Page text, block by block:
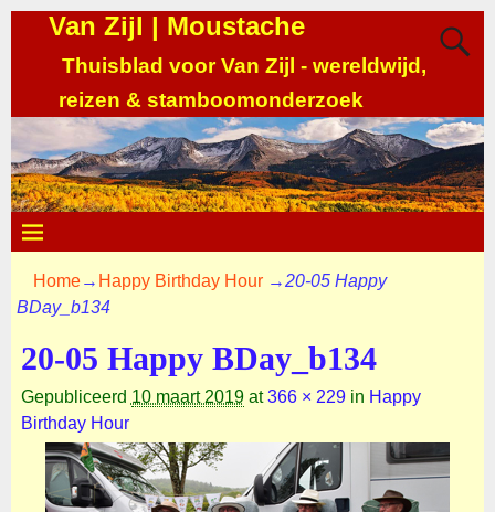
Van Zijl | Moustache
Thuisblad voor Van Zijl - wereldwijd,
reizen & stamboomonderzoek
Home→ Happy Birthday Hour →20-05 Happy
BDay_b134
20-05 Happy BDay_b134
Gepubliceerd 10 maart 2019at366 × 229in Happy
Birthday Hour